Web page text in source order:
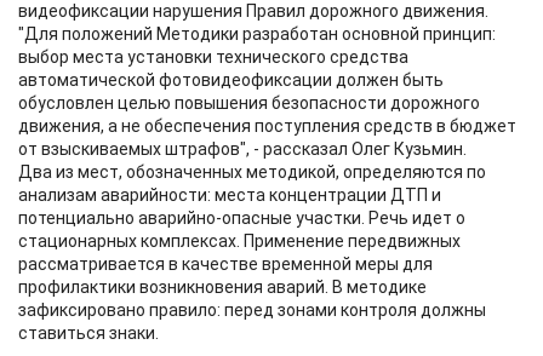
видеофиксации нарушения Правил дорожного движения.
"Для положений Методики разработан основной принцип:
выбор места установки технического средства
автоматической фотовидеофиксации должен быть
обусловлен целью повышения безопасности дорожного
движения, а не обеспечения поступления средств в бюджет
от взыскиваемых штрафов", - рассказал Олег Кузьмин.
Два из мест, обозначенных методикой, определяются по
анализам аварийности: места концентрации ДТП и
потенциально аварийно-опасные участки. Речь идет о
стационарных комплексах. Применение передвижных
рассматривается в качестве временной меры для
профилактики возникновения аварий. В методике
зафиксировано правило: перед зонами контроля должны
ставиться знаки.